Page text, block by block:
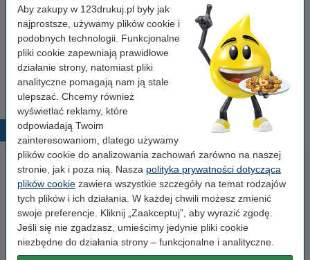
Aby zakupy w 123drukuj.pl były jak
najprostsze, używamy plików cookie i
podobnych technologii. Funkcjonalne
pliki cookie zapewniają prawidłowe
działanie strony, natomiast pliki
analityczne pomagają nam ją stale
ulepszać. Chcemy również
wyświetlać reklamy, które
odpowiadają Twoim
zainteresowaniom, dlatego używamy
plików cookie do analizowania zachowań zarówno na naszej
stronie, jak i poza nią. Nasza polityka prywatności dotycząca
plików cookie zawiera wszystkie szczegóły na temat rodzajów
tych plików i ich działania. W każdej chwili możesz zmienić
swoje preferencje. Kliknij „Zaakceptuj”, aby wyrazić zgodę.
Jeśli się nie zgadzasz, umieścimy jedynie pliki cookie
niezbędne do działania strony – funkcjonalne i analityczne.
Kliknij i sprawdź całą specyfikacje
Zaoszczędź32,8%w porównaniu do wersji oryginalnej!
Dostępny
Zamów na wtorek
279,00 zł Zamawiam